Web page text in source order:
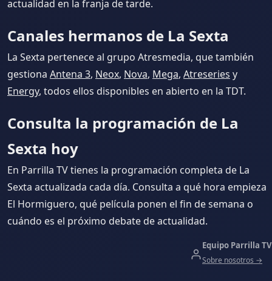
actualidad en la franja de tarde.
Canales hermanos de La Sexta
La Sexta pertenece al grupo Atresmedia, que también
gestiona Antena 3, Neox, Nova, Mega, Atreseries y
Energy, todos ellos disponibles en abierto en la TDT.
Consulta la programación de La
Sexta hoy
En Parrilla TV tienes la programación completa de La
Sexta actualizada cada día. Consulta a qué hora empieza
El Hormiguero, qué película ponen el fin de semana o
cuándo es el próximo debate de actualidad.
Equipo Parrilla TV
Sobre nosotros →